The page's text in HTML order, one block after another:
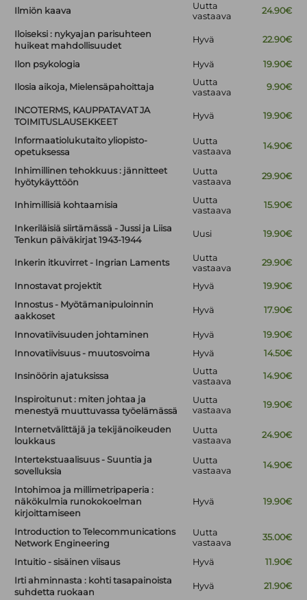
Ilmiön kaava
Uutta
vastaava
24.90€
Iloiseksi : nykyajan parisuhteen
huikeat mahdollisuudet
Hyvä 22.90€
Ilon psykologia Hyvä 19.90€
Ilosia aikoja, Mielensäpahoittaja
Uutta
vastaava
9.90€
INCOTERMS, KAUPPATAVAT JA
TOIMITUSLAUSEKKEET
Hyvä 19.90€
Informaatiolukutaito yliopisto-
opetuksessa
Uutta
vastaava
14.90€
Inhimillinen tehokkuus : jännitteet
hyötykäyttöön
Uutta
vastaava
29.90€
Inhimillisiä kohtaamisia
Uutta
vastaava
15.90€
Inkeriläisiä siirtämässä - Jussi ja Liisa
Tenkun päiväkirjat 1943-1944
Uusi 19.90€
Inkerin itkuvirret - Ingrian Laments
Uutta
vastaava
29.90€
Innostavat projektit Hyvä
19.90€
Innostus - Myötämanipuloinnin
aakkoset
Hyvä 17.90€
Innovatiivisuuden johtaminen Hyvä
19.90€
Innovatiivisuus - muutosvoima
Hyvä 14.50€
Insinöörin ajatuksissa
Uutta
vastaava
14.90€
Inspiroitunut : miten johtaa ja
menestyä muuttuvassa työelämässä
Uutta
vastaava
19.90€
Internetvälittäjä ja tekijänoikeuden
loukkaus
Uutta
vastaava
24.90€
Intertekstuaalisuus - Suuntia ja
sovelluksia
Uutta
vastaava
14.90€
Intohimoa ja millimetripaperia :
näkökulmia runokokoelman
kirjoittamiseen
Hyvä 19.90€
Introduction to Telecommunications
Network Engineering
Uutta
vastaava
35.00€
Intuitio - sisäinen viisaus Hyvä
11.90€
Irti ahminnasta : kohti tasapainoista
suhdetta ruokaan
Hyvä 21.90€